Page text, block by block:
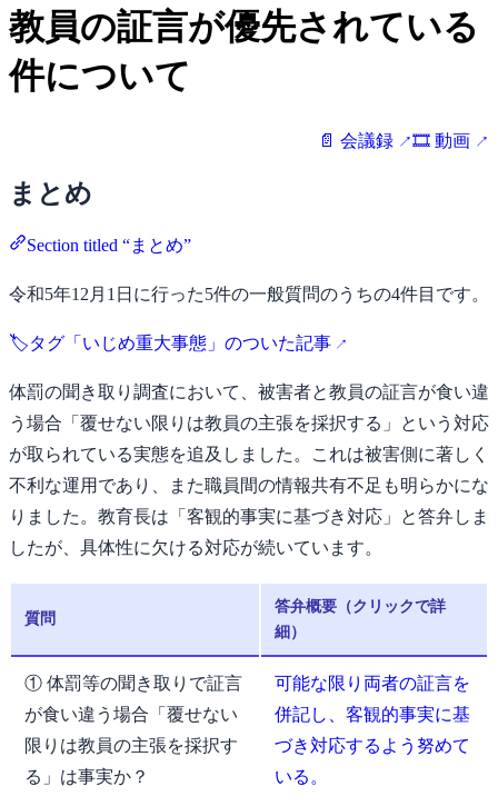
教員の証言が優先されている
件について
📄 会議録 🎞️ 動画
まとめ
Section titled “まとめ”
令和5年12月1日に行った5件の一般質問のうちの4件目です。
🏷️タグ「いじめ重大事態」のついた記事
体罰の聞き取り調査において、被害者と教員の証言が食い違
う場合「覆せない限りは教員の主張を採択する」という対応
が取られている実態を追及しました。これは被害側に著しく
不利な運用であり、また職員間の情報共有不足も明らかにな
りました。教育長は「客観的事実に基づき対応」と答弁しま
したが、具体性に欠ける対応が続いています。
質問
答弁概要（クリックで詳
細）
① 体罰等の聞き取りで証言
が食い違う場合「覆せない
限りは教員の主張を採択す
る」は事実か？
可能な限り両者の証言を
併記し、客観的事実に基
づき対応するよう努めて
いる。